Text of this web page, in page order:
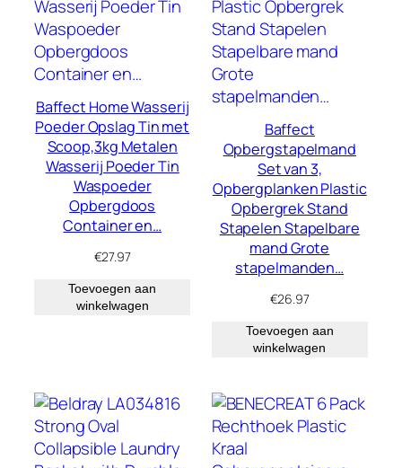
Baffect Home Wasserij
Poeder Opslag Tin met
Scoop,3kg Metalen
Wasserij Poeder Tin
Waspoeder
Opbergdoos
Container en…
€27.97
Toevoegen aan
winkelwagen
Baffect
Opbergstapelmand
Set van 3,
Opbergplanken Plastic
Opbergrek Stand
Stapelen Stapelbare
mand Grote
stapelmanden…
€26.97
Toevoegen aan
winkelwagen